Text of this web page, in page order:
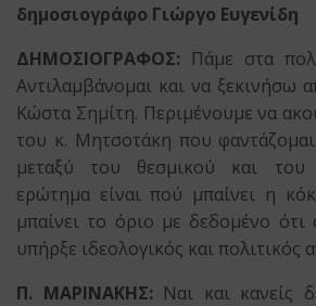
δημοσιογράφο Γιώργο Ευγενίδη
ΔΗΜΟΣΙΟΓΡΑΦΟΣ: Πάμε στα
Αντιλαμβάνομαι και να ξεκινήσω
Κώστα Σημίτη. Περιμένουμε να
του κ. Μητσοτάκη που
μεταξύ του θεσμικού και
ερώτημα είναι πού μπαίνει η
μπαίνει το όριο με δεδομένο
υπήρξε ιδεολογικός και πολιτικός
Π. ΜΑΡΙΝΑΚΗΣ: Ναι και κανείς